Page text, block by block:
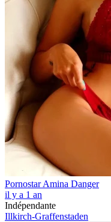
Pornostar Amina Danger
il y a 1 an
Indépendante
Illkirch-Graffenstaden